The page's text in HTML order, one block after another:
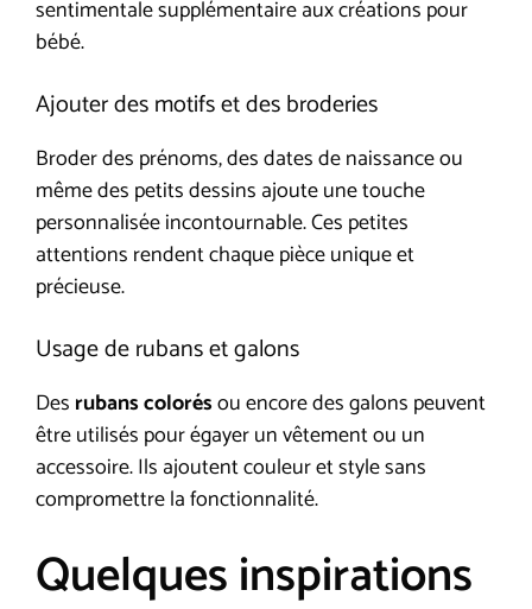
sentimentale supplémentaire aux créations pour
bébé.
Ajouter des motifs et des broderies
Broder des prénoms, des dates de naissance ou
même des petits dessins ajoute une touche
personnalisée incontournable. Ces petites
attentions rendent chaque pièce unique et
précieuse.
Usage de rubans et galons
Des rubans colorésou encore des galons peuvent
être utilisés pour égayer un vêtement ou un
accessoire. Ils ajoutent couleur et style sans
compromettre la fonctionnalité.
Quelques inspirations